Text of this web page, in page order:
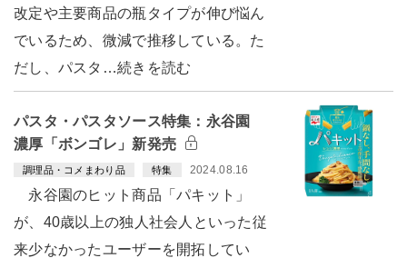
改定や主要商品の瓶タイプが伸び悩ん
でいるため、微減で推移している。た
だし、パスタ…続きを読む
パスタ・パスタソース特集：永谷園
濃厚「ボンゴレ」新発売
調理品・コメまわり品 特集 2024.08.16
永谷園のヒット商品「パキット」
が、40歳以上の独人社会人といった従
来少なかったユーザーを開拓してい